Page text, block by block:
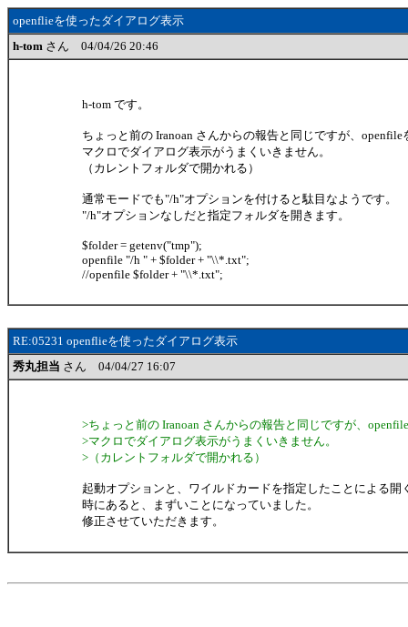
openflieを使ったダイアログ表示
h-tom さん 04/04/26 20:46
h-tom です。
ちょっと前の Iranoan さんからの報告と同じですが、openfile
マクロでダイアログ表示がうまくいきません。
（カレントフォルダで開かれる）
通常モードでも"/h"オプションを付けると駄目なようです。
"/h"オプションなしだと指定フォルダを開きます。
$folder = getenv("tmp");
openfile "/h " + $folder + "\\*.txt";
//openfile $folder + "\\*.txt";
RE:05231 openflieを使ったダイアログ表示
秀丸担当 さん 04/04/27 16:07
>ちょっと前の Iranoan さんからの報告と同じですが、
>マクロでダイアログ表示がうまくいきません。
>（カレントフォルダで開かれる）
起動オプションと、ワイルドカードを指定したことによる開
時にあると、まずいことになっていました。
修正させていただきます。